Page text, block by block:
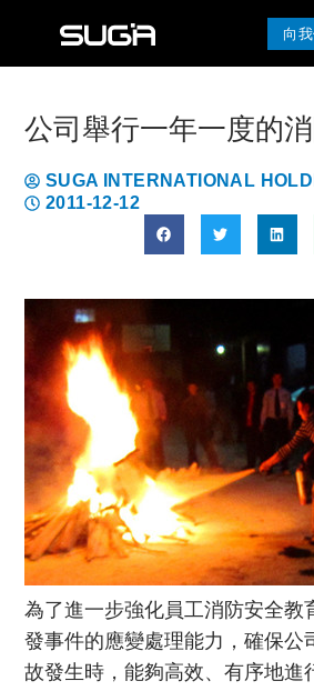
向
公司舉行一年一度的
SUGA INTERNATIONAL
2011-12-12
為了進一步強化員工消防安全教
發事件的應變處理能力，確保公
故發生時，能夠高效、有序地進